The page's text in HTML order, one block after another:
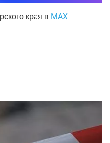
края в MAX